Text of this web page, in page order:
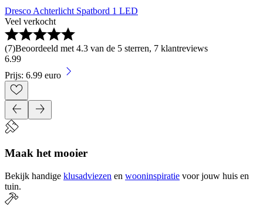
Dresco Achterlicht Spatbord 1 LED
Veel verkocht
(7)Beoordeeld met 4.3 van de 5 sterren, 7 klantreviews
6.99
Prijs: 6.99 euro
Maak het mooier
Bekijk handige klusadviezen en wooninspiratie voor jouw huis en
tuin.